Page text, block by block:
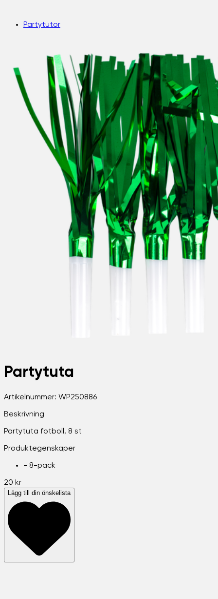
Partytutor
Partytuta
Artikelnummer: WP250886
Beskrivning
Partytuta fotboll, 8 st
Produktegenskaper
- 8-pack
20 kr
Lägg till din önskelista